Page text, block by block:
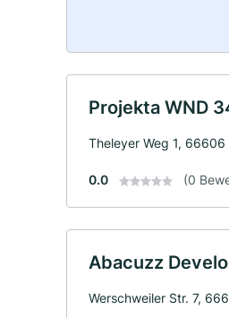
Projekta WND
Theleyer Weg 1, 66606
0.0 (0
Abacuzz
Werschweiler Str. 7,